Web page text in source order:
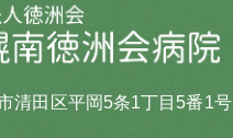
清田区平岡5条1丁目5番1号